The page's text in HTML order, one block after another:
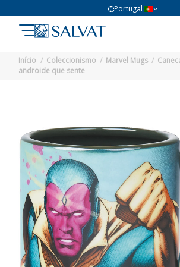
Portugal
Início Coleccionismo Marvel Mugs
androide que sente